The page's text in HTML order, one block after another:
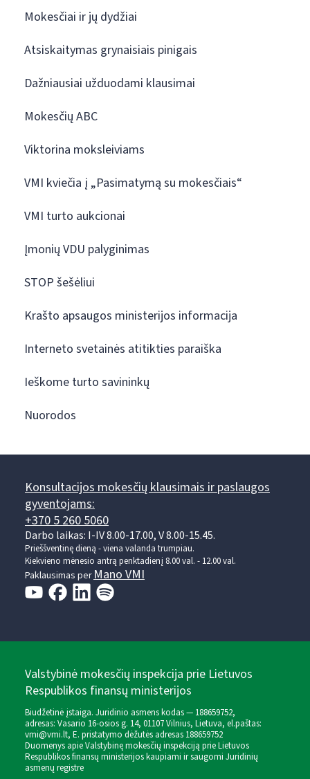
Mokesčiai ir jų dydžiai
Atsiskaitymas grynaisiais pinigais
Dažniausiai užduodami klausimai
Mokesčių ABC
Viktorina moksleiviams
VMI kviečia į „Pasimatymą su mokesčiais“
VMI turto aukcionai
Įmonių VDU palyginimas
STOP šešėliui
Krašto apsaugos ministerijos informacija
Interneto svetainės atitikties paraiška
Ieškome turto savininkų
Nuorodos
Konsultacijos mokesčių klausimais ir paslaugos
gyventojams:
+370 5 260 5060
Darbo laikas: I-IV 8.00-17.00, V 8.00-15.45.
Prieššventinę dieną - viena valanda trumpiau.
Kiekvieno mėnesio antrą penktadienį 8.00 val. - 12.00 val.
Paklausimas perMano VMI
Valstybinė mokesčių inspekcija prie Lietuvos
Respublikos finansų ministerijos
Biudžetinė įstaiga. Juridinio asmens kodas — 188659752,
adresas: Vasario 16-osios g. 14, 01107 Vilnius, Lietuva, el.paštas:
vmi@vmi.lt, E. pristatymo dėžutės adresas 188659752
Duomenys apie Valstybinę mokesčių inspekciją prie Lietuvos
Respublikos finansų ministerijos kaupiami ir saugomi Juridinių
asmenų registre